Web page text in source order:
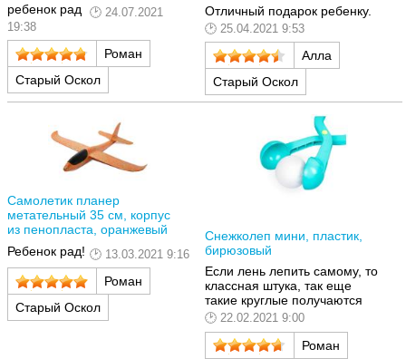
ребенок рад
24.07.2021
19:38
Роман
Старый Оскол
Отличный подарок ребенку.
25.04.2021 9:53
Алла
Старый Оскол
Самолетик планер
метательный 35 см, корпус
из пенопласта, оранжевый
Ребенок рад!
13.03.2021 9:16
Роман
Старый Оскол
Снежколеп мини, пластик,
бирюзовый
Если лень лепить самому, то
классная штука, так еще
такие круглые получаются
22.02.2021 9:00
Роман